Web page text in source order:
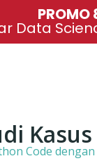
PROMO
Data
Code dengan